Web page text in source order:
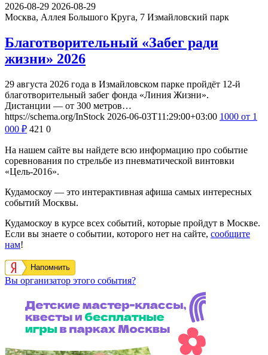
2026-08-29 2026-08-29
Москва, Аллея Большого Круга, 7 Измайловский парк
Благотворительный «Забег ради
жизни» 2026
29 августа 2026 года в Измайловском парке пройдёт 12-й
благотворительный забег фонда «Линия Жизни».
Дистанции — от 300 метров…
https://schema.org/InStock 2026-06-03T11:29:00+03:00 1000 от 1
000 ₽ 421 0
На нашем сайте вы найдете всю информацию про событие
соревнования по стрельбе из пневматической винтовки
«Цель-2016».
Кудамоскоу — это интерактивная афиша самых интересных
событий Москвы.
Кудамоскоу в курсе всех событий, которые пройдут в Москве.
Если вы знаете о событии, которого нет на сайте, сообщите
нам!
Напомнить
Вы организатор этого события?